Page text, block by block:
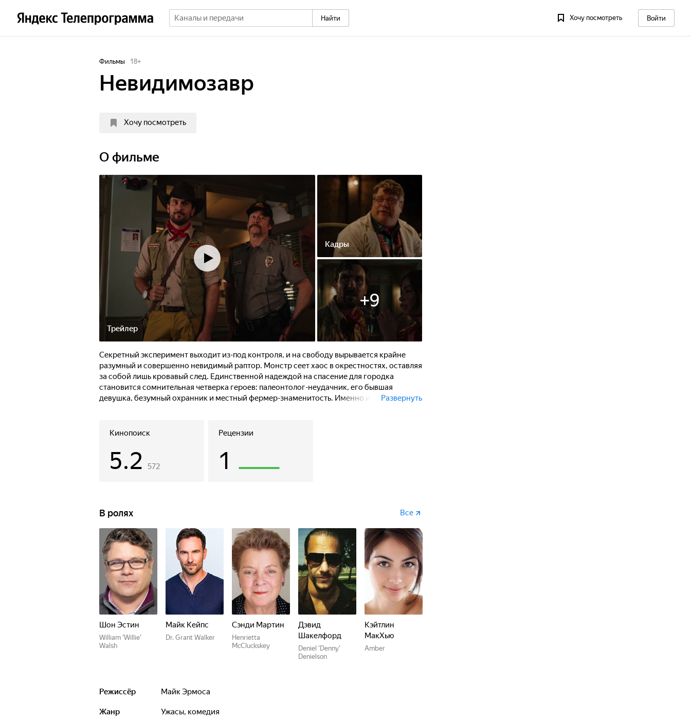
Найти Хочу посмотреть Войти
Фильмы 18+
Невидимозавр
Хочу посмотреть
О фильме
Трейлер
Кадры
+9
Секретный эксперимент выходит из-под контроля, и на свободу вырывается крайне
разумный и совершенно невидимый раптор. Монстр сеет хаос в окрестностях, оставляя
за собой лишь кровавый след. Единственной надеждой на спасение для городка
становится сомнительная четверка героев: палеонтолог-неудачник, его бывшая
девушка, безумный охранник и местный фермер-знаменитость. Именно им предстоит
Развернуть
Кинопоиск
5.2 572
Рецензии
1
В ролях Все
Шон Эстин
William 'Willie'
Walsh
Майк Кейпс
Dr. Grant Walker
Сэнди Мартин
Henrietta
McCluckskey
Дэвид
Шакелфорд
Deniel 'Denny'
Denielson
Кэйтлин
МакХью
Amber
Режиссёр Майк Эрмоса
Жанр ужасы, комедия